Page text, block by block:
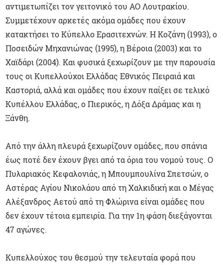
αντιμετωπίζει τον γειτονικό του ΑΟ Λουτρακίου.
Συμμετέχουν αρκετές ακόμα ομάδες που έχουν
κατακτήσει το Κύπελλο Ερασιτεχνών. Η Κοζάνη (1993), ο
Ποσειδών Μηχανιώνας (1995), η Βέροια (2003) και το
Χαϊδάρι (2004). Και φυσικά ξεχωρίζουν με την παρουσία
τους οι Κυπελλούχοι Ελλάδας Εθνικός Πειραιά και
Καστοριά, αλλά και ομάδες που έχουν παίξει σε τελικό
Κυπέλλου Ελλάδας, ο Πιερικός, η Δόξα Δράμας και η
Ξάνθη.
Από την άλλη πλευρά ξεχωρίζουν ομάδες, που σπάνια
έως ποτέ δεν έχουν βγει από τα όρια του νομού τους. Ο
Πυλαριακός Κεφαλονιάς, η Μπουμπουλίνα Σπετσών, ο
Αστέρας Αγίου Νικολάου από τη Χαλκιδική και ο Μέγας
Αλέξανδρος Αετού από τη Φλώρινα είναι ομάδες που
δεν έχουν τέτοια εμπειρία. Για την 1η φάση διεξάγονται
47 αγώνες.
Κυπελλούχος του θεσμού την τελευταία φορά που